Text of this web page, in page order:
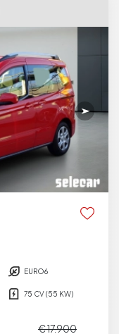
EURO6
75 CV (55 KW)
€ 17.900